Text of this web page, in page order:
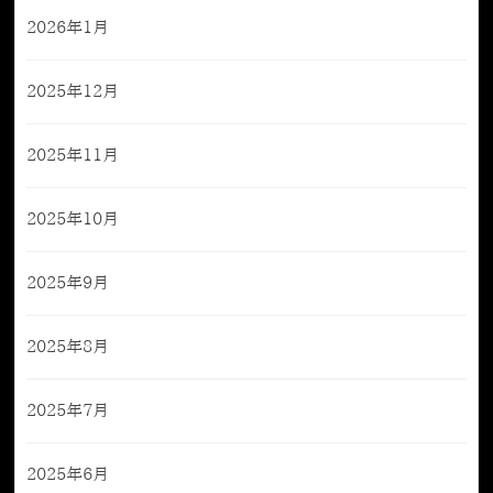
2026年1月
2025年12月
2025年11月
2025年10月
2025年9月
2025年8月
2025年7月
2025年6月